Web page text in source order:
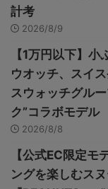
計考
2026/8/9
【1万円以下】
ウオッチ、スイ
スウォッチグル
ク”コラボモデル
2026/8/8
【公式EC限定モ
ングを楽しむスヌ